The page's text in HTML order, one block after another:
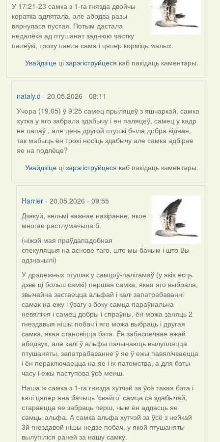
У 17:21-23 самка з 1-га гнязда двойчы
коратка адлятала, але абодва разы
вярнулася пустая. Потым дастала
недалёка ад птушанят заднюю частку
палёўкі, троху паела сама і цяпер корміць малых.
Увайдзіце цізарэгіструйцеся каб пакідаць каментары.
nataly.d - 20.05.2026 - 08:11
In
reply
to
by
Harrier
Учора (19.05) ў 9:25 самец прыляцеў з яшчаркай, самка
хутка у яго забрала здабычу і ен паляцеў, самец у кадр
не папаў , але цень другой птушкі была добра відная,
так мабыць ён трохі носіць здабычу але самка адбірае
яе на подлёце?
Увайдзіце цізарэгіструйцеся каб пакідаць каментары.
Harrier - 20.05.2026 - 09:55
In
reply
to
by
nataly.d
Дзякуй, вельмі важнае назіранне, якое
многае растлумачыла б.
(ніжэй мая праўдападобная
спекуляцыя на аснове таго, што мы бачым і што Вы
адзначылі)
У драпежных птушак у самцоў-палігамаў (у якіх ёсць
дзве ці больш самкі) першая самка, якая яго выбрала,
звычайна застаецца альфай і калі запатрабаванні
самак на ежу і ўвагу з боку самца параўнальна
невялікія і самец добры і спраўны, ён можа заняць 2
гнездавыя нішы побач і яго можа выбраць і другая
самка, якая становіцца бэта. Ён забяспечвае ежай
абодвух, але калі ў альфы пачынаюць вылупляцца
птушаняты, запатрабаванне ў яе ў ежы павялічваецца
і ён пераключаецца на яе і іх патомства, а для бэты
часу і ежы паступова ўсё менш.
Наша ж самка з 1-га гнязда хутчэй за ўсё такая бэта і
калі цяпер яна бачыць 'свайго' самца са здабычай,
стараецца яе забраць перш, чым ён аддасць яе
самцы альфа. А самка альфа хутчэй за ўсё з нейкай
3й гнездавой нішы недзе побач, у якой птушаняты
вылупіліся раней за нашу самку.